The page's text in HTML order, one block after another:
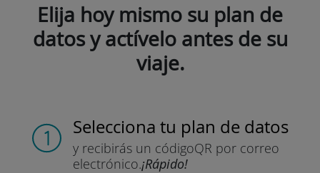
Elija hoy mismo su plan de
datos y actívelo antes de su
viaje.
Selecciona tu plan de datos
y recibirás un códigoQR por correo
electrónico.¡Rápido!